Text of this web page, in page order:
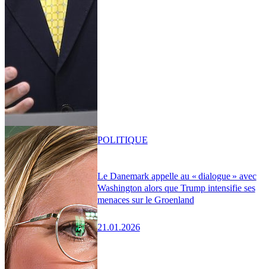
Le Danemark appelle au « dialogue » avec
Washington alors que Trump intensifie ses
menaces sur le Groenland
21.01.2026
POLITIQUE